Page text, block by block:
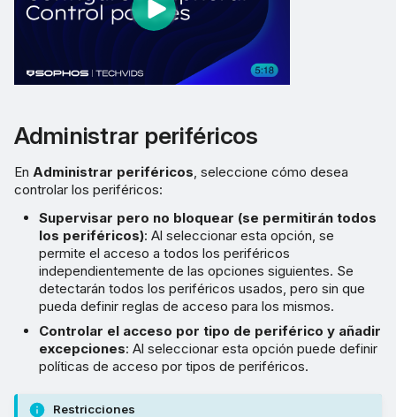
Administrar periféricos
En Administrar periféricos, seleccione cómo desea
controlar los periféricos:
Supervisar pero no bloquear (se permitirán todos
los periféricos): Al seleccionar esta opción, se
permite el acceso a todos los periféricos
independientemente de las opciones siguientes. Se
detectarán todos los periféricos usados, pero sin que
pueda definir reglas de acceso para los mismos.
Controlar el acceso por tipo de periférico y añadir
excepciones: Al seleccionar esta opción puede definir
políticas de acceso por tipos de periféricos.
Restricciones